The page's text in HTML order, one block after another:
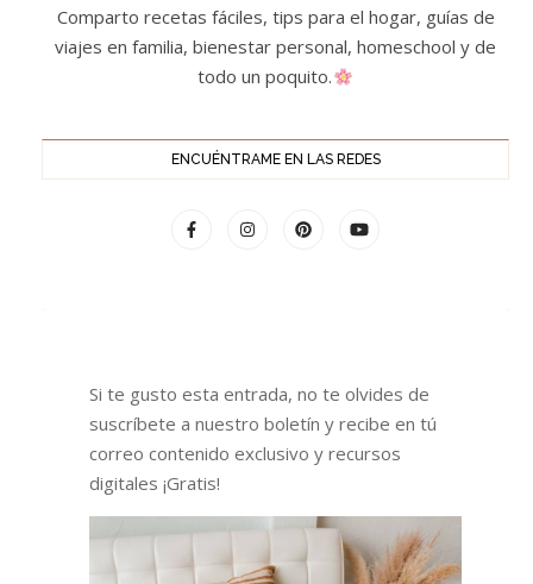
Comparto recetas fáciles, tips para el hogar, guías de
viajes en familia, bienestar personal, homeschool y de
todo un poquito.
ENCUÉNTRAME EN LAS REDES
Si te gusto esta entrada, no te olvides de
suscríbete a nuestro boletín y recibe en tú
correo contenido exclusivo y recursos
digitales ¡Gratis!